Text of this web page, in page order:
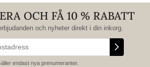
OCH FÅ 10 % RABATT
och nyheter direkt i din inkorg.
endast nya prenumeranter.